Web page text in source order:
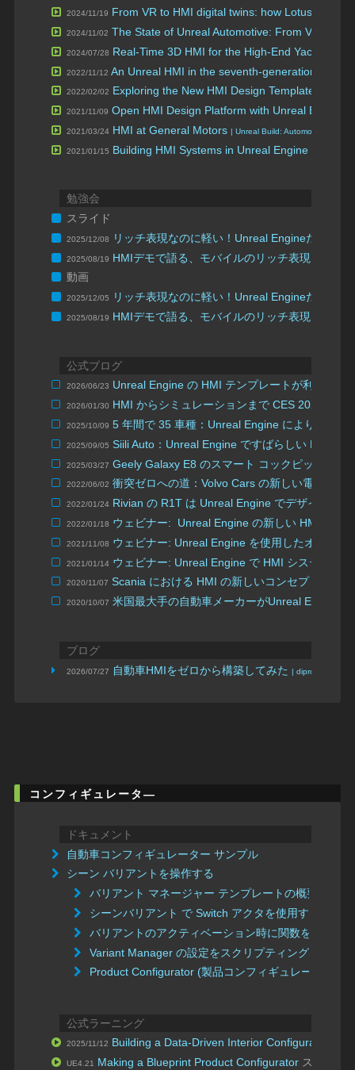
2024/11/19 From VR to HMI digital twins: how Lotus went
2024/11/02 The State of Unreal Automotive: From
2024/07/28 Real-Time 3D HMI for the High-End Yacht
2022/11/12 An Unreal HMI in the seventh-generation Ford
2022/02/02 Exploring the New HMI Design Template in
2021/11/09 Open HMI Design Platform with Unreal Engine
2021/03/24 HMI at General Motors | Unreal Build: Automotive 2021
2021/01/15 Building HMI Systems in Unreal Engine
勉強会
スライド
2025/12/08 リッチ表現なのに軽い！Unreal Engineだから
2025/08/19 HMIデモで語る、モバイルのリッチ表現と最適
動画
2025/12/05 リッチ表現なのに軽い！Unreal Engineだから
2025/08/19 HMIデモで語る、モバイルのリッチ表現と最適
公式ブログ
2026/06/23 Unreal Engine の HMI テンプレートが利用可能
2026/01/30 HMI からシミュレーションまで CES 2026 の
2025/10/09 5 年間で 35 車種：Unreal Engine により大幅に
2025/09/05 Siili Auto：Unreal Engine ですばらしい HMI エ
2025/03/27 Geely Galaxy E8 のスマート コックピット：夜
2022/06/02 衝突ゼロへの道：Volvo Cars の新しい電気自動
2022/01/24 Rivian の R1T は Unreal Engine でデザイン、
2022/01/18 ウェビナー: Unreal Engine の新しい HMI デザ
2021/11/08 ウェビナー: Unreal Engine を使用したオープン
2021/01/14 ウェビナー: Unreal Engine で HMI システムを
2020/11/07 Scania における HMI の新しいコンセプトのリ
2020/10/07 米国最大手の自動車メーカーがUnreal Engineで
ブログ
2026/07/27 自動車HMIをゼロから構築してみた | dipross
コンフィギュレータ―
ドキュメント
自動車コンフィギュレーター サンプル
シーン バリアントを操作する
バリアント マネージャー テンプレートの概要
シーンバリアント で Switch アクタを使用する
バリアントのアクティベーション時に関数を呼び出
Variant Manager の設定をスクリプティングする
Product Configurator (製品コンフィギュレータ) テ
公式ラーニング
2025/11/12 Building a Data-Driven Interior Configurator
UE4.21 Making a Blueprint Product Configurator スピーカ